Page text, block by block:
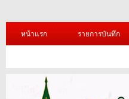
หน้าแรก รายการบันทึก